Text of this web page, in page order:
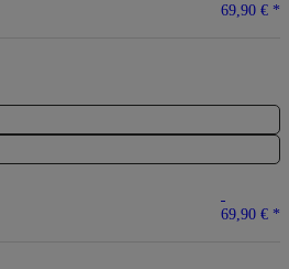
69,90 € *
69,90 € *